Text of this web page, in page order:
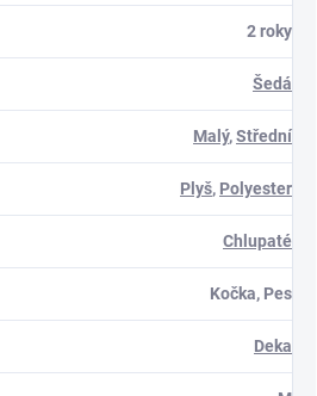
2 roky
Šedá
Malý,Střední
Plyš, Polyester
Chlupaté
Kočka, Pes
Deka